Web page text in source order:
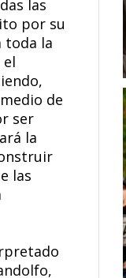
las
por su
toda la
de
ser
la
las